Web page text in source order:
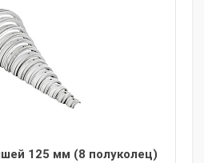
125 мм (8 полуколец)